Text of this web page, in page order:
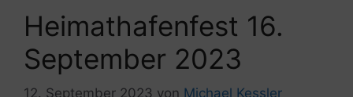
Heimathafenfest 16.
September 2023
12. September 2023 von Michael Kessler